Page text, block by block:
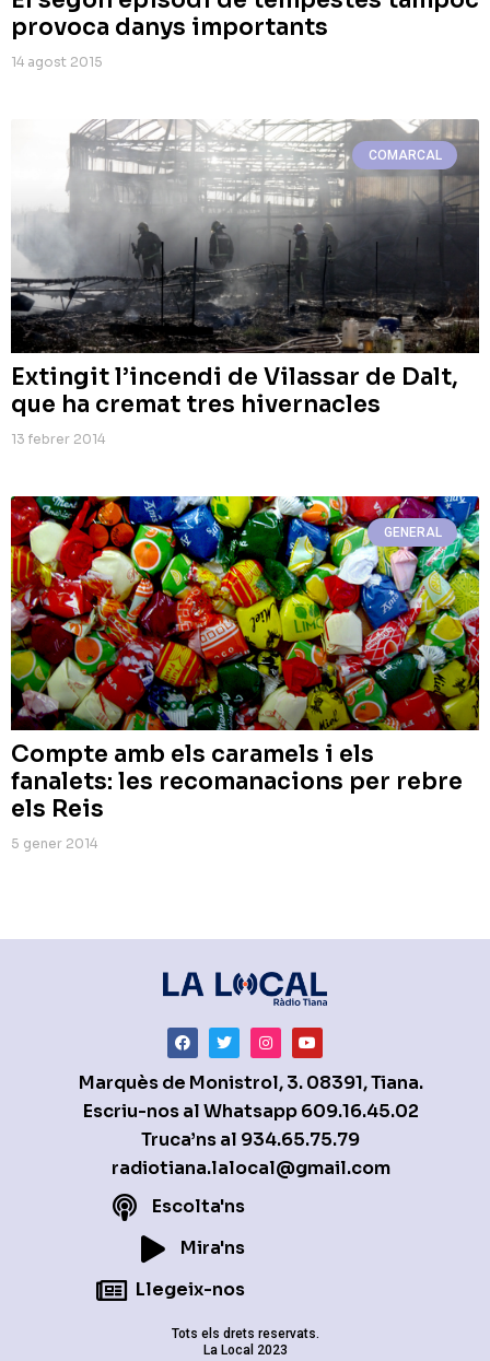
provoca danys importants
14 agost 2015
COMARCAL
Extingit l’incendi de Vilassar de Dalt,
que ha cremat tres hivernacles
13 febrer 2014
GENERAL
Compte amb els caramels i els
fanalets: les recomanacions per rebre
els Reis
5 gener 2014
Marquès de Monistrol, 3. 08391, Tiana.
Escriu-nos al Whatsapp609.16.45.02
Truca’ns al 934.65.75.79
radiotiana.lalocal@gmail.com
Escolta'ns
Mira'ns
Llegeix-nos
Tots els drets reservats.
La Local 2023